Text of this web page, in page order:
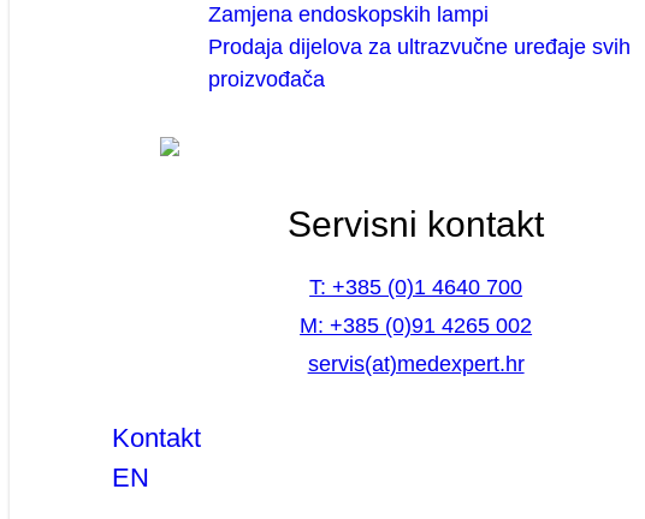
Zamjena endoskopskih lampi
Prodaja dijelova za ultrazvučne uređaje svih
proizvođača
Servisni kontakt
T: +385 (0)1 4640 700
M: +385 (0)91 4265 002
servis(at)medexpert.hr
Kontakt
EN